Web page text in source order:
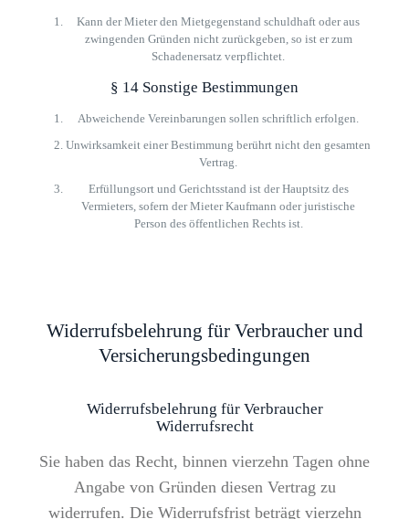
Kann der Mieter den Mietgegenstand schuldhaft oder aus
zwingenden Gründen nicht zurückgeben, so ist er zum
Schadenersatz verpflichtet.
§ 14 Sonstige Bestimmungen
Abweichende Vereinbarungen sollen schriftlich erfolgen.
Unwirksamkeit einer Bestimmung berührt nicht den gesamten
Vertrag.
Erfüllungsort und Gerichtsstand ist der Hauptsitz des
Vermieters, sofern der Mieter Kaufmann oder juristische
Person des öffentlichen Rechts ist.
Widerrufsbelehrung für Verbraucher und
Versicherungsbedingungen
Widerrufsbelehrung für Verbraucher
Widerrufsrecht
Sie haben das Recht, binnen vierzehn Tagen ohne
Angabe von Gründen diesen Vertrag zu
widerrufen. Die Widerrufsfrist beträgt vierzehn